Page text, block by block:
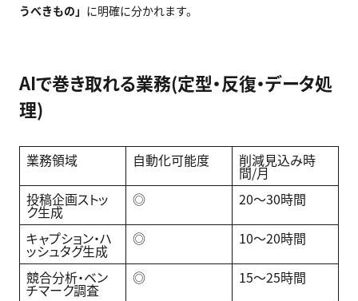
うべきもの」 に明確に分かれます。
AIで巻き取れる業務(定型・反復・データ処
理)
業務領域 自動化可能度 削減見込み時
間/月
投稿企画ストッ
ク生成
◎ 20〜30時間
キャプション・ハ
ッシュタグ生成
◎ 10〜20時間
競合分析・ベン
チマーク調査
◎ 15〜25時間